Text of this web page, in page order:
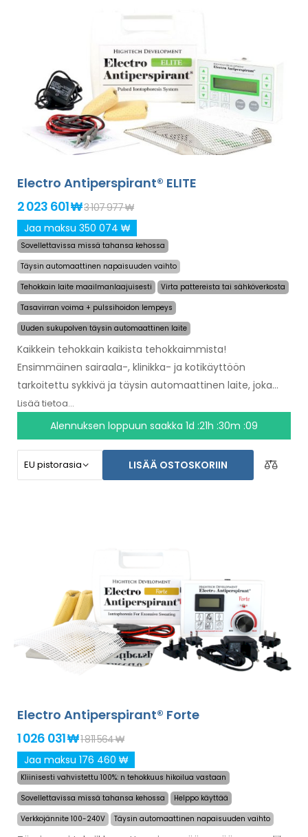
Electro Antiperspirant® ELITE
2 023 601 ₩3 107 977 ₩
Jaa maksu 350 074 ₩
Sovellettavissa missä tahansa kehossa
Täysin automaattinen napaisuuden vaihto
Tehokkain laite maailmanlaajuisesti
Virta pattereista tai sähköverkosta
Tasavirran voima + pulssihoidon lempeys
Uuden sukupolven täysin automaattinen laite
Kaikkein tehokkain kaikista tehokkaimmista!
Ensimmäinen sairaala-, klinikka- ja kotikäyttöön
tarkoitettu sykkivä ja täysin automaattinen laite, joka
antaa helpotuksen hikoilusta jopa
kuukaudeksi yhdellä käyttökerralla. Sinä valitset
vain alueen hoidon aloittamiseksi ja kone hoitaa kaiken
Vallankumouksellinen sykkivä
teknologia
liikahikoilu päässä, otsassa, vatsassa, selässä, pakaroissa,
rinnassa ja muissa vartalonosissa voidaan hoitaa
onnistuneesti pitkäksi aikaa.Rahat takaisin -takuu
tyytymättömyyden varalta ja ilmainen express-
toimitus maailmanlaajuisesti!
Lisää tietoa...
Alennuksen loppuun saakka 1d :21h :30m :08
LISÄÄ OSTOSKORIIN
Electro Antiperspirant® Forte
1 026 031 ₩1 811 564 ₩
Jaa maksu 176 460 ₩
Kliinisesti vahvistettu 100%: n tehokkuus hikoilua vastaan
Sovellettavissa missä tahansa kehossa
Helppo käyttää
Verkkojännite 100-240V
Täysin automaattinen napaisuuden vaihto